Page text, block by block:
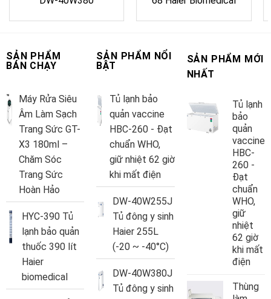
SẢN PHẨM
BÁN CHẠY
Máy Rửa Siêu
Âm Làm Sạch
Trang Sức GT-
X3 180ml –
Chăm Sóc
Trang Sức
Hoàn Hảo
HYC-390 Tủ
lạnh bảo quản
thuốc 390 lít
Haier
biomedical
SẢN PHẨM NỔI
BẬT
Tủ lạnh bảo
quản vaccine
HBC-260 - Đạt
chuẩn WHO,
giữ nhiệt 62 giờ
khi mất điện
DW-40W255J
Tủ đông y sinh
Haier 255L
(-20 ~ -40°C)
DW-40W380J
Tủ đông y sinh
SẢN PHẨM MỚI
NHẤT
Tủ lạnh
bảo
quản
vaccine
HBC-
260 -
Đạt
chuẩn
WHO,
giữ
nhiệt
62 giờ
khi mất
điện
Thùng